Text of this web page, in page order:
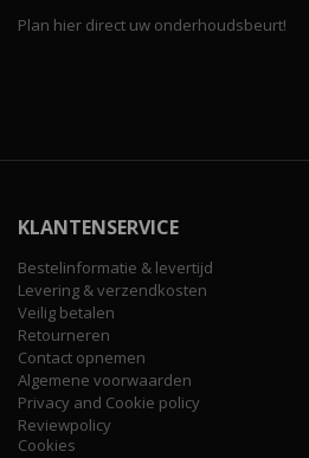
Plan hier direct uw onderhoudsbeurt!
KLANTENSERVICE
Bestelinformatie & levertijd
Levering & verzendkosten
Veilig betalen
Retourneren
Contact opnemen
Algemene voorwaarden
Privacy and Cookie policy
Reviewpolicy
Cookies